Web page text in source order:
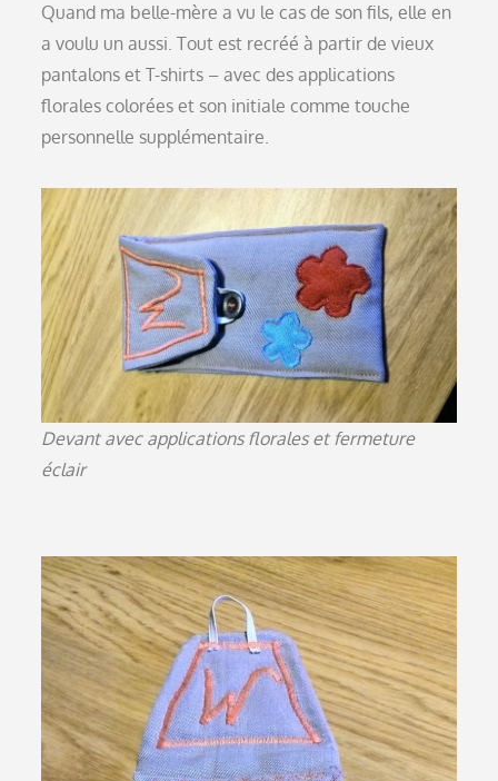
Quand ma belle-mère a vu le cas de son fils, elle en
a voulu un aussi. Tout est recréé à partir de vieux
pantalons et T-shirts – avec des applications
florales colorées et son initiale comme touche
personnelle supplémentaire.
Devant avec applications florales et fermeture
éclair